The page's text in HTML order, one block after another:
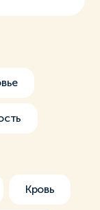
Кровь